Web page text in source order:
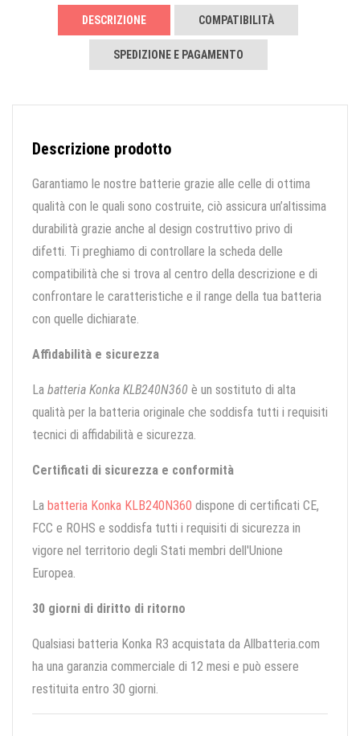
DESCRIZIONE COMPATIBILITÀ
SPEDIZIONE E PAGAMENTO
Descrizione prodotto
Garantiamo le nostre batterie grazie alle celle di ottima
qualità con le quali sono costruite, ciò assicura un’altissima
durabilità grazie anche al design costruttivo privo di
difetti. Ti preghiamo di controllare la scheda delle
compatibilità che si trova al centro della descrizione e di
confrontare le caratteristiche e il range della tua batteria
con quelle dichiarate.
Affidabilità e sicurezza
La batteria Konka KLB240N360 è un sostituto di alta
qualità per la batteria originale che soddisfa tutti i requisiti
tecnici di affidabilità e sicurezza.
Certificati di sicurezza e conformità
La batteria Konka KLB240N360 dispone di certificati CE,
FCC e ROHS e soddisfa tutti i requisiti di sicurezza in
vigore nel territorio degli Stati membri dell'Unione
Europea.
30 giorni di diritto di ritorno
Qualsiasi batteria Konka R3 acquistata da Allbatteria.com
ha una garanzia commerciale di 12 mesi e può essere
restituita entro 30 giorni.